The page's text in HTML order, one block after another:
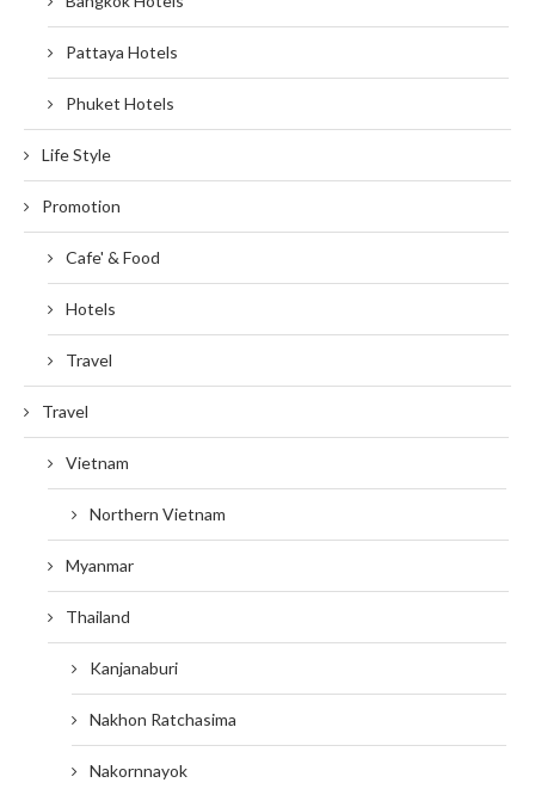
Pattaya Hotels
Phuket Hotels
Life Style
Promotion
Cafe' & Food
Hotels
Travel
Travel
Vietnam
Northern Vietnam
Myanmar
Thailand
Kanjanaburi
Nakhon Ratchasima
Nakornnayok